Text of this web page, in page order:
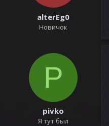
alterEg0
Новичок
P
pivko
Я тут был